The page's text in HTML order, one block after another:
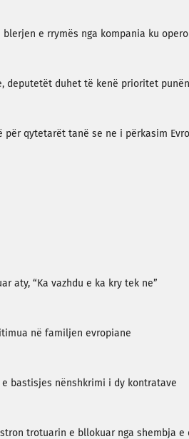
e rrymës nga kompania ku
deputetët duhet të kenë prioritet
qytetarët tanë se ne i përkasim
aty, “Ka vazhdu e ka kry tek ne”
në familjen evropiane
e bastisjes nënshkrimi i dy kontratave
trotuarin e bllokuar nga shembja e